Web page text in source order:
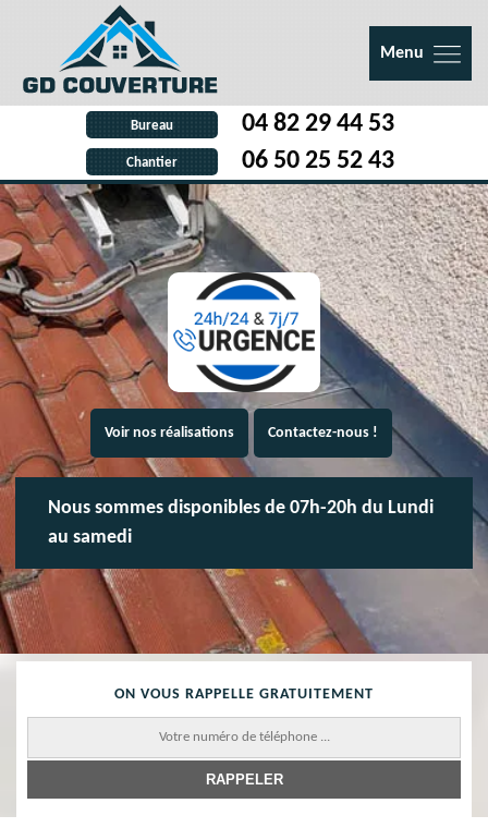
Menu
Bureau 04 82 29 44 53
Chantier 06 50 25 52 43
Voir nos réalisations Contactez-nous !
Nous sommes disponibles de 07h-20h du Lundi
au samedi
ON VOUS RAPPELLE GRATUITEMENT